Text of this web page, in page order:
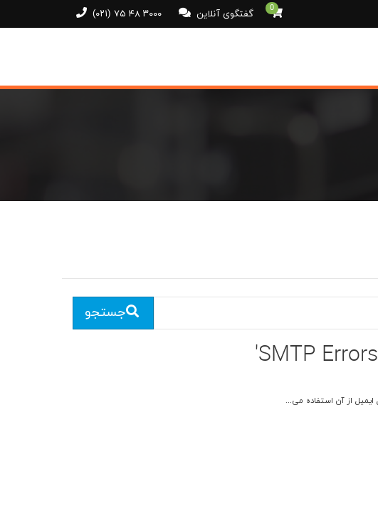
(۰۲۱) ۷۵ ۴۸ ۳۰۰۰ گفتگوی آنلاین 0
جستجو